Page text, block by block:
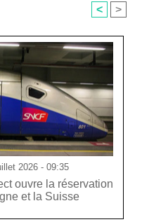
< >
2026 - 09:35
ouvre la réservation
et la Suisse